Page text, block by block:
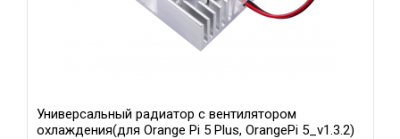
Универсальный радиатор с вентилятором
охлаждения(для Orange Pi 5 Plus, OrangePi 5_v1.3.2)